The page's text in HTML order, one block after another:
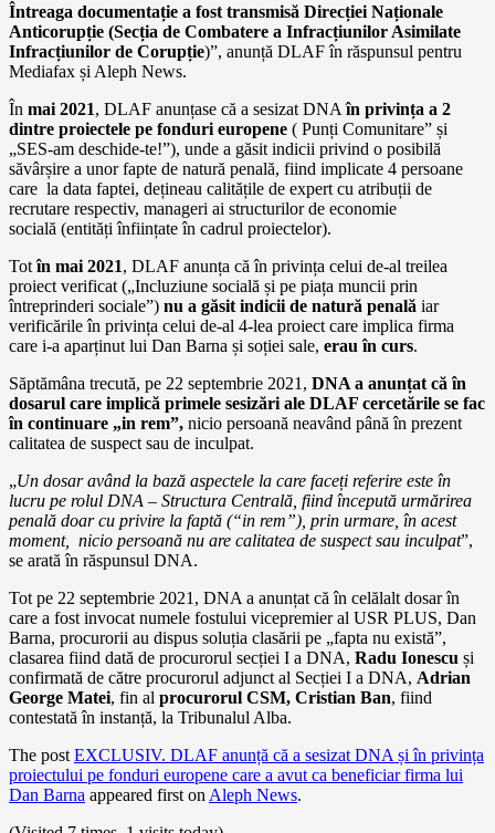
Întreaga documentație a fost transmisă Direcției Naționale
Anticorupție (Secția de Combatere a Infracțiunilor Asimilate
Infracțiunilor de Corupție)”, anunță DLAF în răspunsul pentru
Mediafax și Aleph News.
În mai 2021, DLAF anunțase că a sesizat DNAîn privința a 2
dintre proiectele pe fonduri europene ( Punți Comunitare” și
„SES-am deschide-te!”), unde a găsit indicii privind o posibilă
săvârșire a unor fapte de natură penală, fiind implicate 4 persoane
care la data faptei, dețineau calitățile de expert cu atribuții de
recrutare respectiv, manageri ai structurilor de economie
socială (entități înființate în cadrul proiectelor).
Totîn mai 2021, DLAF anunța că în privința celui de-al treilea
proiect verificat („Incluziune socială și pe piața muncii prin
întreprinderi sociale”) nu a găsit indicii de natură penală iar
verificările în privința celui de-al 4-lea proiect care implica firma
care i-a aparținut lui Dan Barna și soției sale, erau în curs.
Săptămâna trecută, pe 22 septembrie 2021, DNA a anunțat că în
dosarul care implică primele sesizări ale DLAF cercetările se fac
în continuare „in rem”, nicio persoană neavând până în prezent
calitatea de suspect sau de inculpat.
„Un dosar având la bază aspectele la care faceți referire este în
lucru pe rolul DNA – Structura Centrală, fiind începută urmărirea
penală doar cu privire la faptă (“in rem”), prin urmare, în acest
moment, nicio persoană nu are calitatea de suspect sau inculpat”,
se arată în răspunsul DNA.
Tot pe 22 septembrie 2021, DNA a anunțat că în celălalt dosar în
care a fost invocat numele fostului vicepremier al USR PLUS, Dan
Barna, procurorii au dispus soluția clasării pe „fapta nu există”,
clasarea fiind dată de procurorul secției I a DNA, Radu Ionescu și
confirmată de către procurorul adjunct al Secției I a DNA, Adrian
George Matei, fin al procurorul CSM, Cristian Ban, fiind
contestată în instanță, la Tribunalul Alba.
The post EXCLUSIV. DLAF anunță că a sesizat DNA și în privința
proiectului pe fonduri europene care a avut ca beneficiar firma lui
Dan Barna appeared first on Aleph News.